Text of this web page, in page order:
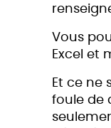
Vous
Excel et
Et ce ne
foule de